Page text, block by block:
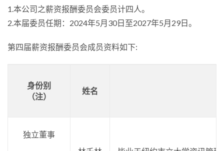
1.本公司之薪资报酬委员会委员计四人。
2.本届委员任期：2024年5月30日至2027年5月29日。
第四届薪资报酬委员会成员资料如下:
身份别
（注）
姓名
独立董事